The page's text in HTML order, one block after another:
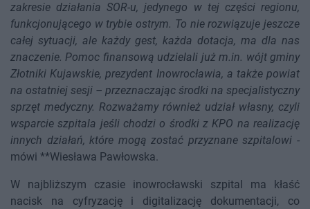
zakresie działania SOR-u, jedynego w tej części regionu,
funkcjonującego w trybie ostrym. To nie rozwiązuje jeszcze
całej sytuacji, ale każdy gest, każda dotacja, ma dla nas
znaczenie. Pomoc finansową udzielali już m.in. wójt gminy
Złotniki Kujawskie, prezydent Inowrocławia, a także powiat
na ostatniej sesji – przeznaczając środki na specjalistyczny
sprzęt medyczny. Rozważamy również udział własny, czyli
wsparcie szpitala jeśli chodzi o środki z KPO na realizację
innych działań, które mogą zostać przyznane szpitalowi -
mówi **Wiesława Pawłowska.
W najbliższym czasie inowrocławski szpital ma kłaść
nacisk na cyfryzację i digitalizację dokumentacji, co